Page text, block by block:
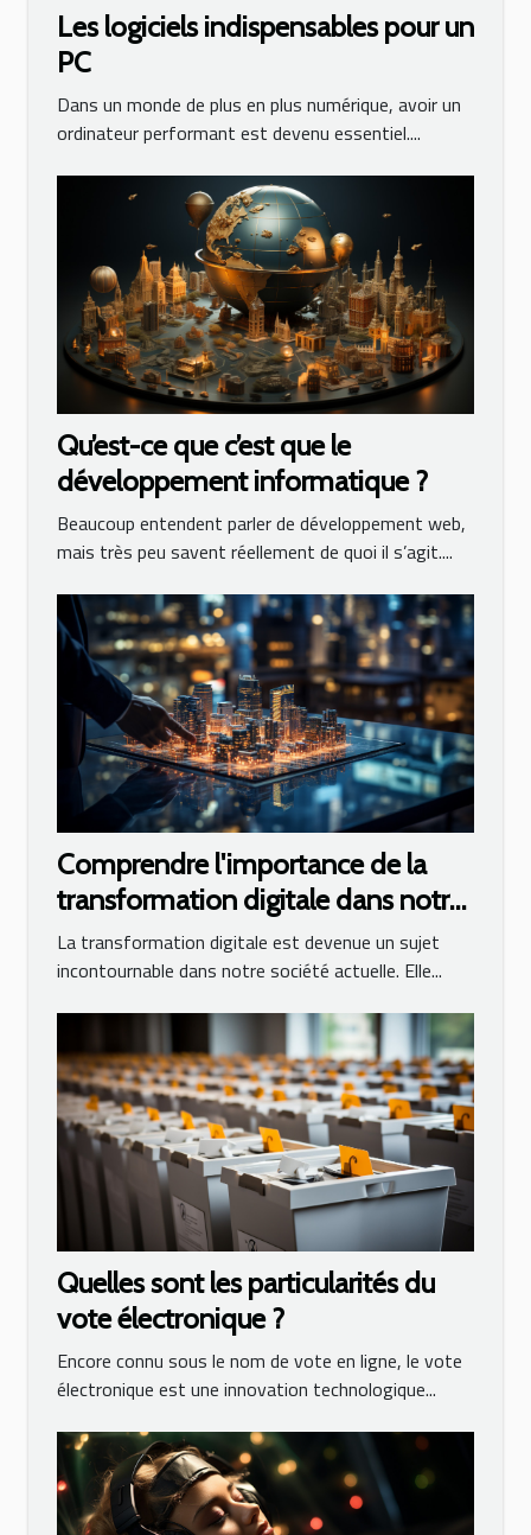
Les logiciels indispensables pour un
PC
Dans un monde de plus en plus numérique, avoir un
ordinateur performant est devenu essentiel....
Qu’est-ce que c’est que le
développement informatique ?
Beaucoup entendent parler de développement web,
mais très peu savent réellement de quoi il s’agit....
Comprendre l'importance de la
transformation digitale dans notre
société
La transformation digitale est devenue un sujet
incontournable dans notre société actuelle. Elle...
Quelles sont les particularités du
vote électronique ?
Encore connu sous le nom de vote en ligne, le vote
électronique est une innovation technologique...